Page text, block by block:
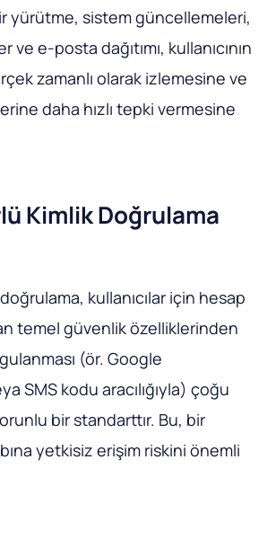
yürütme, sistem güncellemeleri,
ve e-posta dağıtımı, kullanıcının
zamanlı olarak izlemesine ve
daha hızlı tepki vermesine
Kimlik Doğrulama
kullanıcılar için hesap
temel güvenlik özelliklerinden
(ör. Google
SMS kodu aracılığıyla) çoğu
bir standarttır. Bu, bir
yetkisiz erişim riskini önemli